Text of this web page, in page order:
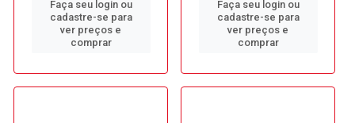
Faça seu login ou
cadastre-se para
ver preços e
comprar
Faça seu login ou
cadastre-se para
ver preços e
comprar